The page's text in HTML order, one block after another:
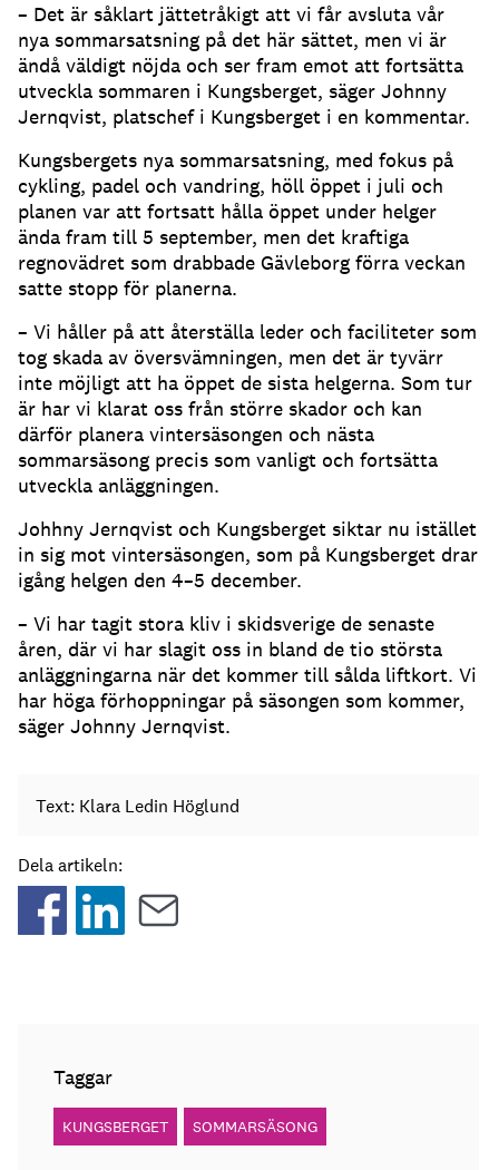
– Det är såklart jättetråkigt att vi får avsluta vår
nya sommarsatsning på det här sättet, men vi är
ändå väldigt nöjda och ser fram emot att fortsätta
utveckla sommaren i Kungsberget, säger Johnny
Jernqvist, platschef i Kungsberget i en kommentar.
Kungsbergets nya sommarsatsning, med fokus på
cykling, padel och vandring, höll öppet i juli och
planen var att fortsatt hålla öppet under helger
ända fram till 5 september, men det kraftiga
regnovädret som drabbade Gävleborg förra veckan
satte stopp för planerna.
– Vi håller på att återställa leder och faciliteter som
tog skada av översvämningen, men det är tyvärr
inte möjligt att ha öppet de sista helgerna. Som tur
är har vi klarat oss från större skador och kan
därför planera vintersäsongen och nästa
sommarsäsong precis som vanligt och fortsätta
utveckla anläggningen.
Johhny Jernqvist och Kungsberget siktar nu istället
in sig mot vintersäsongen, som på Kungsberget drar
igång helgen den 4–5 december.
– Vi har tagit stora kliv i skidsverige de senaste
åren, där vi har slagit oss in bland de tio största
anläggningarna när det kommer till sålda liftkort. Vi
har höga förhoppningar på säsongen som kommer,
säger Johnny Jernqvist.
Text: Klara Ledin Höglund
Dela artikeln:
Taggar
KUNGSBERGET SOMMARSÄSONG